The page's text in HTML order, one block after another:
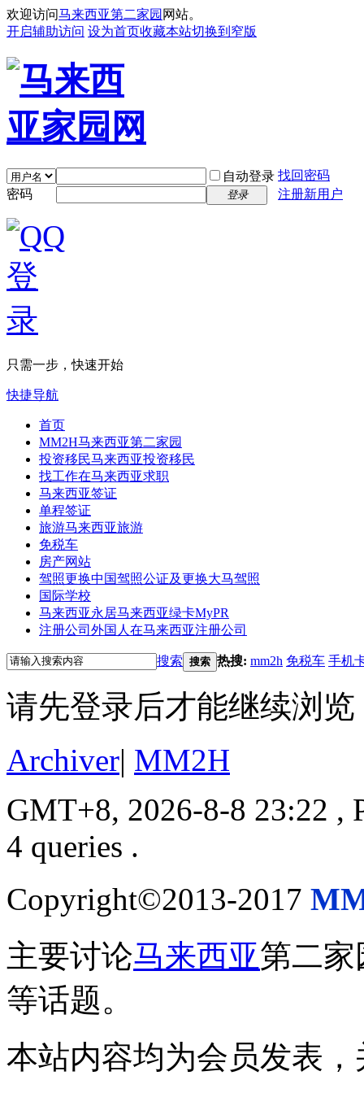
欢迎访问马来西亚第二家园 网站。
开启辅助访问 设为首页收藏本站切换到窄版
自动登录 找回密码
密码
登录 注册新用户
只需一步，快速开始
快捷导航
首页
MM2H马来西亚第二家园
投资移民马来西亚投资移民
找工作在马来西亚求职
马来西亚签证
单程签证
旅游马来西亚旅游
免税车
房产网站
驾照更换中国驾照公证及更换大马驾照
国际学校
马来西亚永居马来西亚绿卡MyPR
注册公司 外国人在马来西亚注册公司
搜索 搜索 热搜: mm2h 免税车 手机
请先登录后才能继续浏览
Archiver| MM2H
GMT+8, 2026-8-8 23:22 ,
4 queries .
Copyright©2013-2017
主要讨论马来西亚第二
等话题。
本站内容均为会员发表